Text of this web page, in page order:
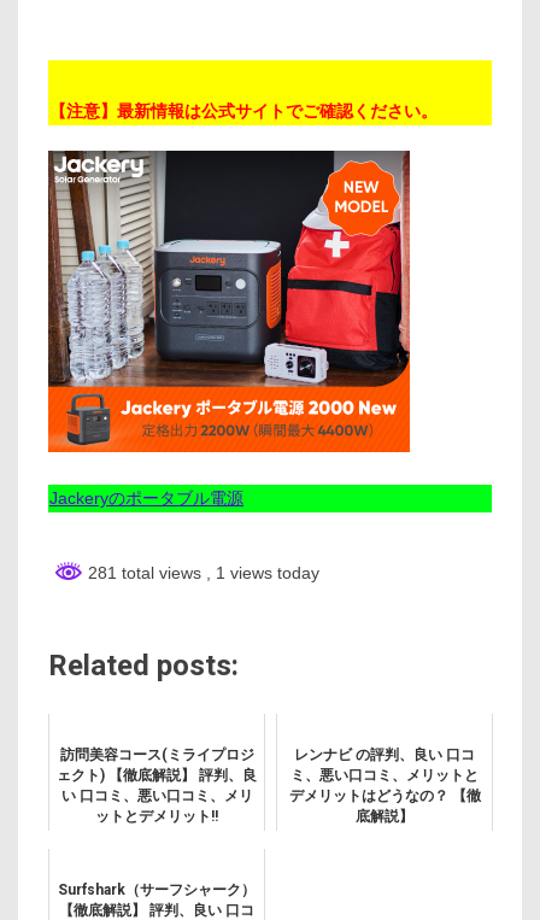
【注意】最新情報は公式サイトでご確認ください。
Jackeryのポータブル電源
281 total views , 1 views today
Related posts:
訪問美容コース(ミライプロジ
ェクト) 【徹底解説】 評判、良
い 口コミ、悪い口コミ、メリ
ットとデメリット!!
レンナビ の評判、良い 口コ
ミ、悪い口コミ、メリットと
デメリットはどうなの？ 【徹
底解説】
Surfshark（サーフシャーク）
【徹底解説】 評判、良い 口コ